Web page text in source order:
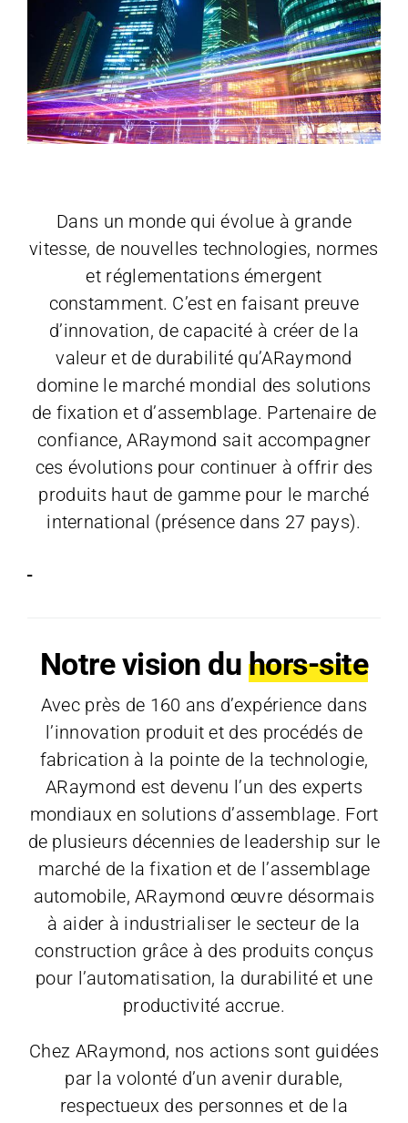
Dans un monde qui évolue à grande
vitesse, de nouvelles technologies, normes
et réglementations émergent
constamment. C’est en faisant preuve
d’innovation, de capacité à créer de la
valeur et de durabilité qu’ARaymond
domine le marché mondial des solutions
de fixation et d’assemblage. Partenaire de
confiance, ARaymond sait accompagner
ces évolutions pour continuer à offrir des
produits haut de gamme pour le marché
international (présence dans 27 pays).
Notre vision du hors-site
Avec près de 160 ans d’expérience dans
l’innovation produit et des procédés de
fabrication à la pointe de la technologie,
ARaymond est devenu l’un des experts
mondiaux en solutions d’assemblage. Fort
de plusieurs décennies de leadership sur le
marché de la fixation et de l’assemblage
automobile, ARaymond œuvre désormais
à aider à industrialiser le secteur de la
construction grâce à des produits conçus
pour l’automatisation, la durabilité et une
productivité accrue.
Chez ARaymond, nos actions sont guidées
par la volonté d’un avenir durable,
respectueux des personnes et de la